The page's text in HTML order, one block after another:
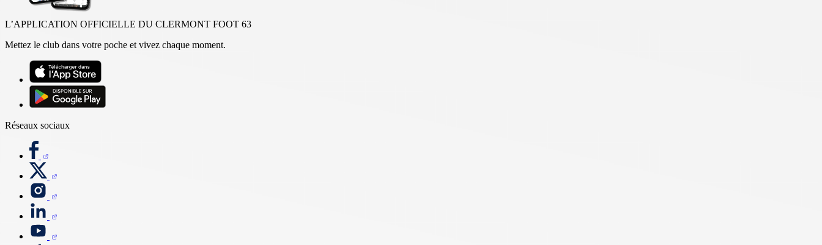
L’APPLICATION OFFICIELLE DU CLERMONT FOOT 63
Mettez le club dans votre poche et vivez chaque moment.
Réseaux sociaux